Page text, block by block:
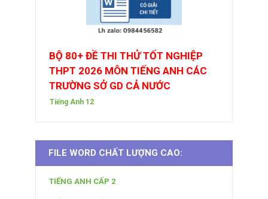
BỘ 80+ ĐỀ THI THỬ TỐT NGHIỆP
THPT 2026 MÔN TIẾNG ANH CÁC
TRƯỜNG SỞ GD CẢ NƯỚC
Tiếng Anh 12
FILE WORD CHẤT LƯỢNG CAO:
TIẾNG ANH CẤP 2